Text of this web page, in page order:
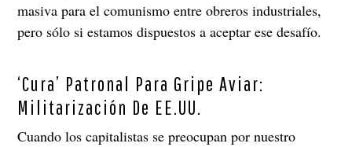
masiva para el comunismo entre obreros industriales,
pero sólo si estamos dispuestos a aceptar ese desafío.
‘Cura’ Patronal Para Gripe Aviar:
Militarización De EE.UU.
Cuando los capitalistas se preocupan por nuestro